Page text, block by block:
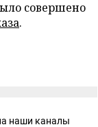
совершено
.
наши каналы